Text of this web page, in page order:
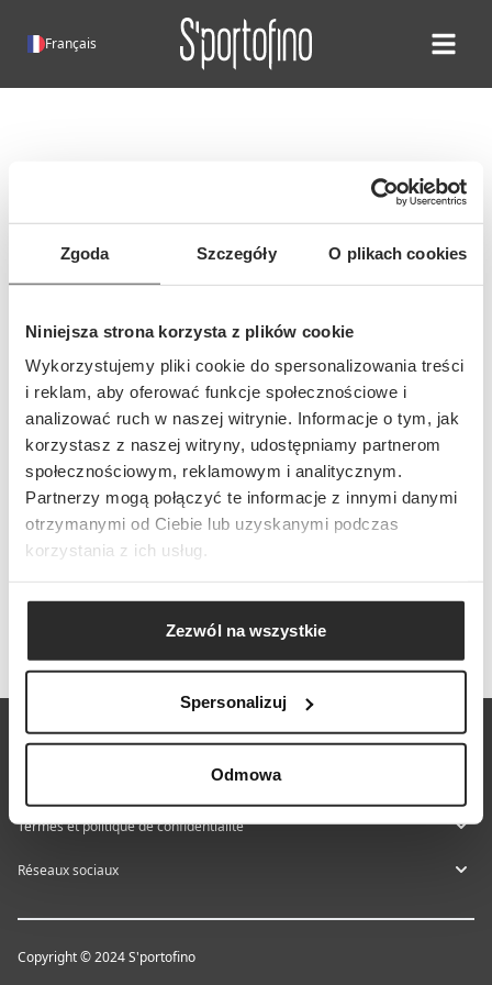
Zgoda Szczegóły O plikach cookies
Niniejsza strona korzysta z plików cookie
Wykorzystujemy pliki cookie do spersonalizowania treści
i reklam, aby oferować funkcje społecznościowe i
analizować ruch w naszej witrynie. Informacje o tym, jak
korzystasz z naszej witryny, udostępniamy partnerom
społecznościowym, reklamowym i analitycznym.
Partnerzy mogą połączyć te informacje z innymi danymi
otrzymanymi od Ciebie lub uzyskanymi podczas
korzystania z ich usług.
Zezwól na wszystkie
Spersonalizuj
Odmowa
Français Open
Malheureusement, cette page
n'existe pas.
Il est possible que l'adresse de cette
été saisie incorrectement...
À propos de S'portofino
Termes et politique de confidentialité
Réseaux sociaux
Copyright © 2024 S'portofino